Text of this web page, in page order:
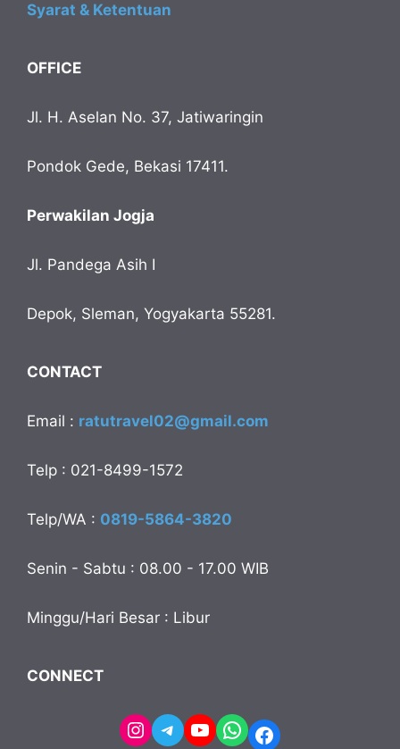
Syarat & Ketentuan
OFFICE
Jl. H. Aselan No. 37, Jatiwaringin
Pondok Gede, Bekasi 17411.
Perwakilan Jogja
Jl. Pandega Asih I
Depok, Sleman, Yogyakarta 55281.
CONTACT
Email : ratutravel02@gmail.com
Telp : 021-8499-1572
Telp/WA : 0819-5864-3820
Senin - Sabtu : 08.00 - 17.00 WIB
Minggu/Hari Besar : Libur
CONNECT
Instagram
Telegram
YouTube
WhatsApp
Facebook